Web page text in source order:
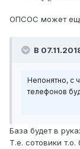
ОПСОС может еще
В
Непонятно, с
телефонов
База будет в
Т.е. сотовики